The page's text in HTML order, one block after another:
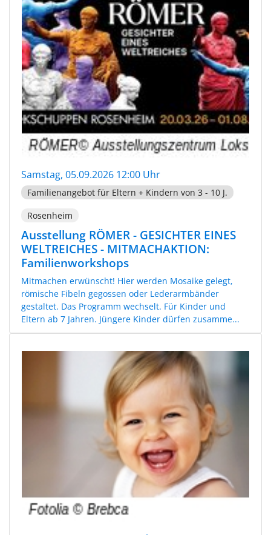
Samstag, 05.09.2026 12:00 Uhr
Familienangebot für Eltern + Kindern von 3 - 10 J.
Rosenheim
Ausstellung RÖMER - GESICHTER EINES
WELTREICHES - MITMACHAKTION:
Familienworkshops
Mitmachen erwünscht! Hier werden Mosaike gelegt,
römische Fibeln gegossen oder Lederarmbänder
gestaltet. Das Programm wechselt. Für Kinder und
Eltern ab 7 Jahren. Jüngere Kinder dürfen zusamme...